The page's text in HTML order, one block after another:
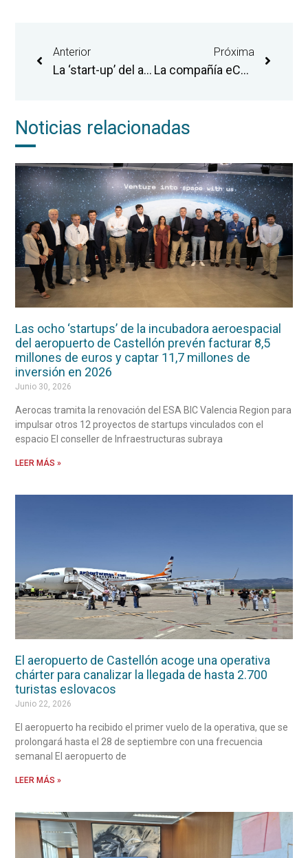
Anterior
La ‘start-up’ del aeropuerto de Castellón Arkadia Space instala su sistema de propulsión en un satélite que se lanzará al espacio a principios de 2025
Próxima
La compañía eCube duplica su capacidad productiva en el aeropuerto de Castellón con su nueva nave para procesar y almacenar piezas de aviones
Noticias relacionadas
Las ocho ‘startups’ de la incubadora aeroespacial
del aeropuerto de Castellón prevén facturar 8,5
millones de euros y captar 11,7 millones de
inversión en 2026
Junio 30, 2026
Aerocas tramita la renovación del ESA BIC Valencia Region para
impulsar otros 12 proyectos de startups vinculados con el
espacio El conseller de Infraestructuras subraya
LEER MÁS »
El aeropuerto de Castellón acoge una operativa
chárter para canalizar la llegada de hasta 2.700
turistas eslovacos
Junio 22, 2026
El aeropuerto ha recibido el primer vuelo de la operativa, que se
prolongará hasta el 28 de septiembre con una frecuencia
semanal El aeropuerto de
LEER MÁS »